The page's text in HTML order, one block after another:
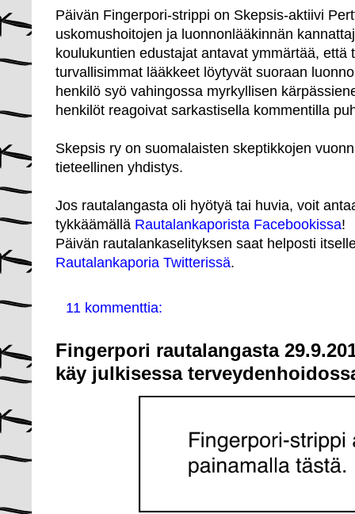
Päivän Fingerpori-strippi on Skepsis-aktiivi
uskomushoitojen ja luonnonlääkinnän
koulukuntien edustajat antavat ymmärtää, että
turvallisimmat lääkkeet löytyvät suoraan
henkilö syö vahingossa myrkyllisen
henkilöt reagoivat sarkastisella kommentilla
Skepsis ry on suomalaisten skeptikkojen
tieteellinen yhdistys.
Jos rautalangasta oli hyötyä tai huvia, voit
tykkäämällä Rautalankaporista Facebookissa!
Päivän rautalankaselityksen saat helposti
Rautalankaporia Twitterissä.
11 kommenttia:
Fingerpori rautalangasta
käy julkisessa